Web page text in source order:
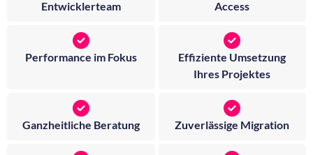
Entwicklerteam
Access
Performance im Fokus
Effiziente Umsetzung
Ihres Projektes
Ganzheitliche Beratung Zuverlässige Migration